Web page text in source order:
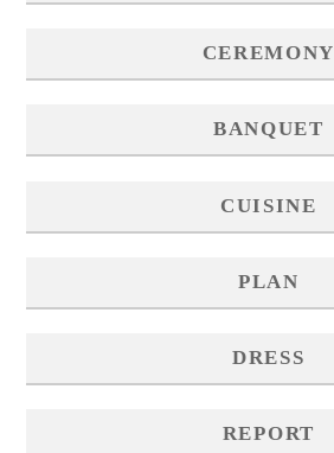
CEREMONY
BANQUET
CUISINE
PLAN
DRESS
REPORT